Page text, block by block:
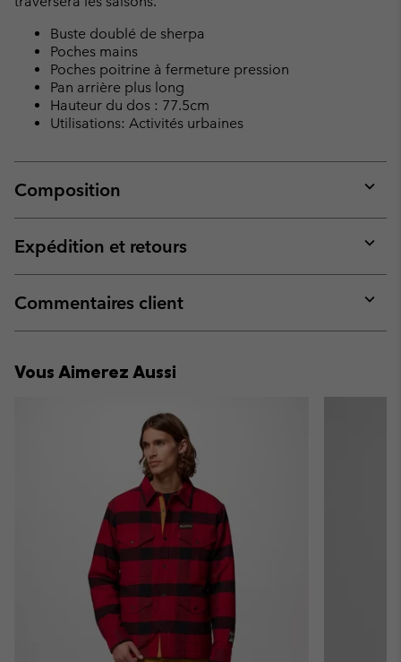
Buste doublé de sherpa
Poches mains
Poches poitrine à fermeture pression
Pan arrière plus long
Hauteur du dos : 77.5cm
Utilisations: Activités urbaines
Composition
or
Expédition et retours
or
Commentaires client
or
Vous Aimerez Aussi